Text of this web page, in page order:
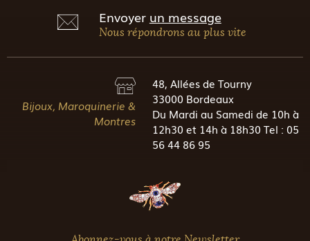
Envoyer un message
Nous répondrons au plus vite
Bijoux, Maroquinerie &
Montres
48, Allées de Tourny
33000 Bordeaux
Du Mardi au Samedi de 10h à
12h30 et 14h à 18h30 Tel : 05
56 44 86 95